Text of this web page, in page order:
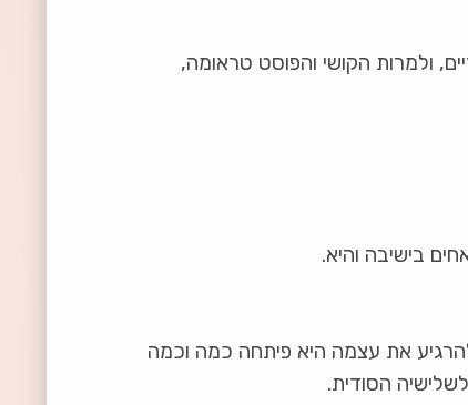
ולמרות הקושי והפוסט טראומה,
בישיבה והיא.
את עצמה היא פיתחה כמה וכמה
הסודית.